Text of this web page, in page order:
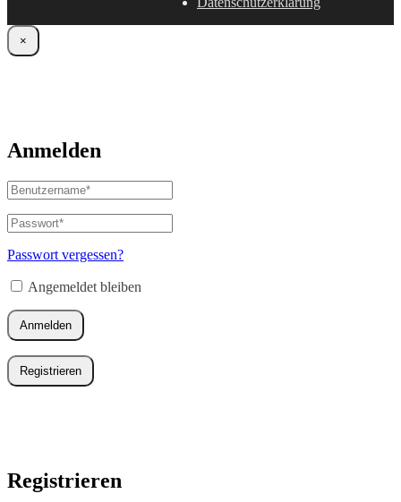
×
Anmelden
Benutzername
oder
E-
Mail-
Adresse*
Passwort*
Erforderlich
Passwort vergessen?
Angemeldet bleiben
Anmelden
Registrieren
Registrieren